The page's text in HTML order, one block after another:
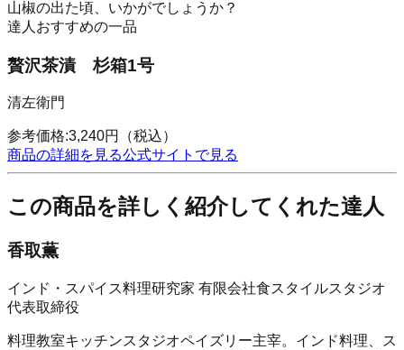
山椒の出た頃、いかがでしょうか？
達人おすすめの一品
贅沢茶漬 杉箱1号
清左衛門
参考価格:3,240円
（税込）
商品の詳細を見る公式サイトで見る
この商品を詳しく紹介してくれた達人
香取薫
インド・スパイス料理研究家 有限会社食スタイルスタジオ
代表取締役
料理教室キッチンスタジオペイズリー主宰。インド料理、ス